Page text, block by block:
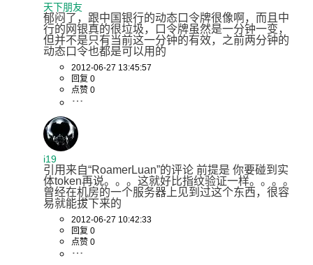
天下朋友
郁闷了，跟中国银行的动态口令牌很像啊，而且中
行的网银真的很垃圾，口令牌虽然是一分钟一变，
但并不是只有当前这一分钟的有效，之前两分钟的
动态口令也都是可以用的
2012-06-27 13:45:57
回复 0
点赞 0
i19
引用来自“RoamerLuan”的评论 前提是 你要碰到实
体token再说。。。这就好比指纹验证一样。。。。
曾经在机房的一个服务器上见到过这个东西，很容
易就能拔下来的
2012-06-27 10:42:33
回复 0
点赞 0